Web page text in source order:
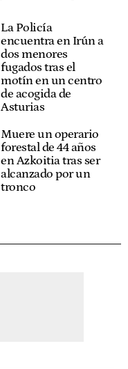
La Policía
encuentra en Irún a
dos menores
fugados tras el
motín en un centro
de acogida de
Asturias
Muere un operario
forestal de 44 años
en Azkoitia tras ser
alcanzado por un
tronco